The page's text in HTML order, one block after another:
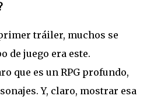
tráiler, muchos se
de juego era este.
que es un RPG profundo,
Y, claro, mostrar esa